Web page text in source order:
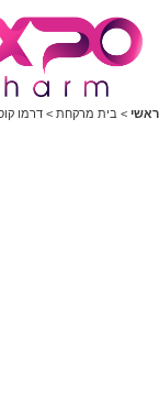
ראשי > בית מרקחת > דרמו